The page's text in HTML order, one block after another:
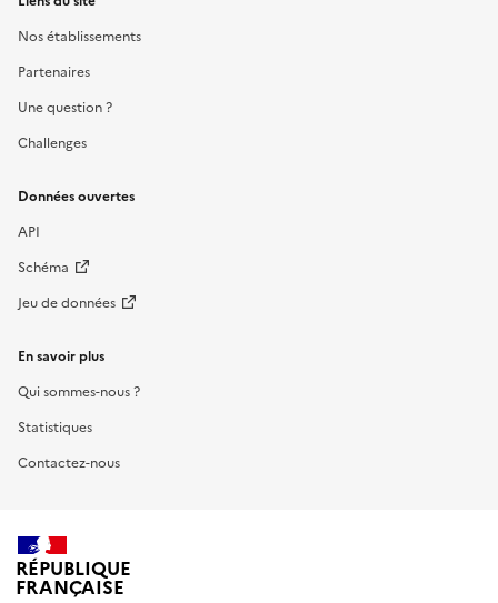
Nos établissements
Partenaires
Une question ?
Challenges
Données ouvertes
API
Schéma
Jeu de données
En savoir plus
Qui sommes-nous ?
Statistiques
Contactez-nous
RÉPUBLIQUE
FRANÇAISE